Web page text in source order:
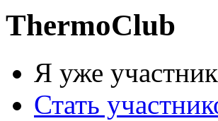
ThermoClub
Я уже участник
Стать